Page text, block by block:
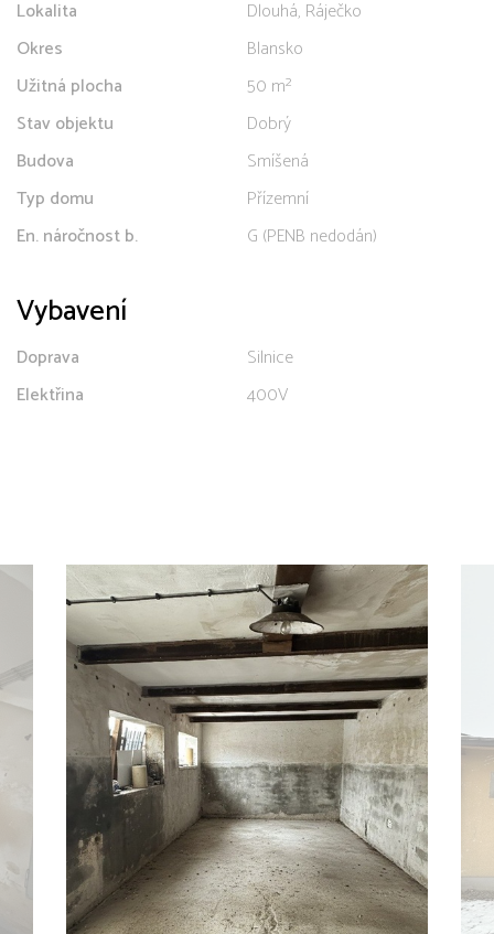
Lokalita
Dlouhá, Ráječko
Okres
Blansko
Užitná plocha
50 m²
Stav objektu
Dobrý
Budova
Smíšená
Typ domu
Přízemní
En. náročnost b.
G (PENB nedodán)
Vybavení
Doprava
Silnice
Elektřina
400V